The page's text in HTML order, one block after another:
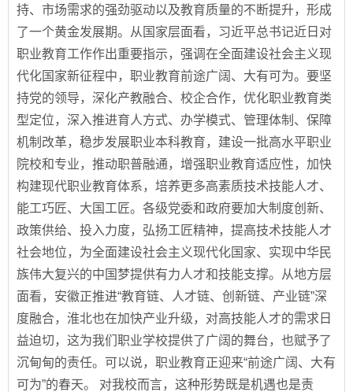
持、市场需求的强劲驱动以及教育质量的不断提升，形成
了一个黄金发展期。从国家层面看，习近平总书记近日对
职业教育工作作出重要指示，强调在全面建设社会主义现
代化国家新征程中，职业教育前途广阔、大有可为。要坚
持党的领导，深化产教融合、校企合作，优化职业教育类
型定位，深入推进育人方式、办学模式、管理体制、保障
机制改革，稳步发展职业本科教育，建设一批高水平职业
院校和专业，推动职普融通，增强职业教育适应性，加快
构建现代职业教育体系，培养更多高素质技术技能人才、
能工巧匠、大国工匠。各级党委和政府要加大制度创新、
政策供给、投入力度，弘扬工匠精神，提高技术技能人才
社会地位，为全面建设社会主义现代化国家、实现中华民
族伟大复兴的中国梦提供有力人才和技能支撑。从地方层
面看，安徽正推进“教育链、人才链、创新链、产业链”深
度融合，淮北也在加快产业升级，对高技能人才的需求日
益迫切，这为我们职业学校提供了广阔的舞台，也赋予了
沉甸甸的责任。可以说，职业教育正迎来“前途广阔、大有
可为”的春天。 对我校而言，这种形势既是机遇也是责